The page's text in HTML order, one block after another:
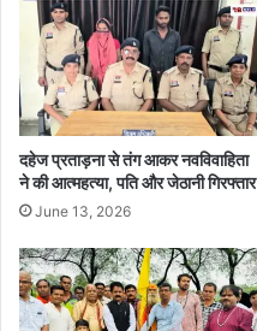
दहेज प्रताड़ना से तंग आकर नवविवाहिता
ने की आत्महत्या, पति और जेठानी गिरफ्तार
June 13, 2026